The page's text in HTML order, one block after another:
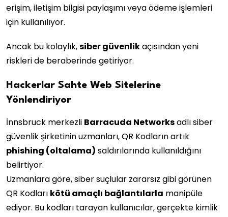
erişim, iletişim bilgisi paylaşımı veya ödeme işlemleri
için kullanılıyor.
Ancak bu kolaylık,siber güvenlikaçısından yeni
riskleri de beraberinde getiriyor.
Hackerlar Sahte Web Sitelerine
Yönlendiriyor
İnnsbruck merkezli Barracuda Networksadlı siber
güvenlik şirketinin uzmanları, QR Kodların artık
phishing (oltalama) saldırılarında kullanıldığını
belirtiyor.
Uzmanlara göre, siber suçlular zararsız gibi görünen
QR Kodları kötü amaçlı bağlantılarla manipüle
ediyor. Bu kodları tarayan kullanıcılar, gerçekte kimlik